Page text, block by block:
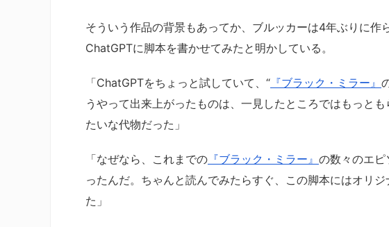
そういう作品の背景もあってか、ブルッカーは4年ぶりに
ChatGPTに脚本を書かせてみたと明かしている。
「ChatGPTをちょっと試していて、“ 『ブラック・ミラー』
うやって出来上がったものは、一見したところではもっと
たいな代物だった」
「なぜなら、これまでの 『ブラック・ミラー』 の数々のエ
ったんだ。ちゃんと読んでみたらすぐ、この脚本にはオリ
た」